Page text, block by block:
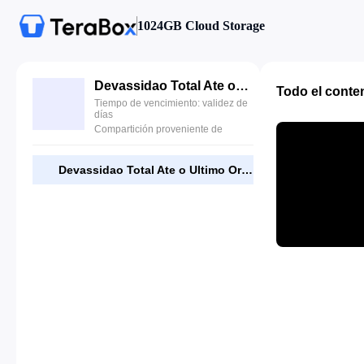
1024GB Cloud Storage
Devassidao Total Ate o Ultimo Orgasmo.avi
Tiempo de vencimiento: validez de
días
Compartición proveniente de
Devassidao Total Ate o Ultimo Orgasmo.avi
Todo el